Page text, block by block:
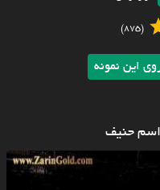
(875)
این نمونه
اسم حنیف